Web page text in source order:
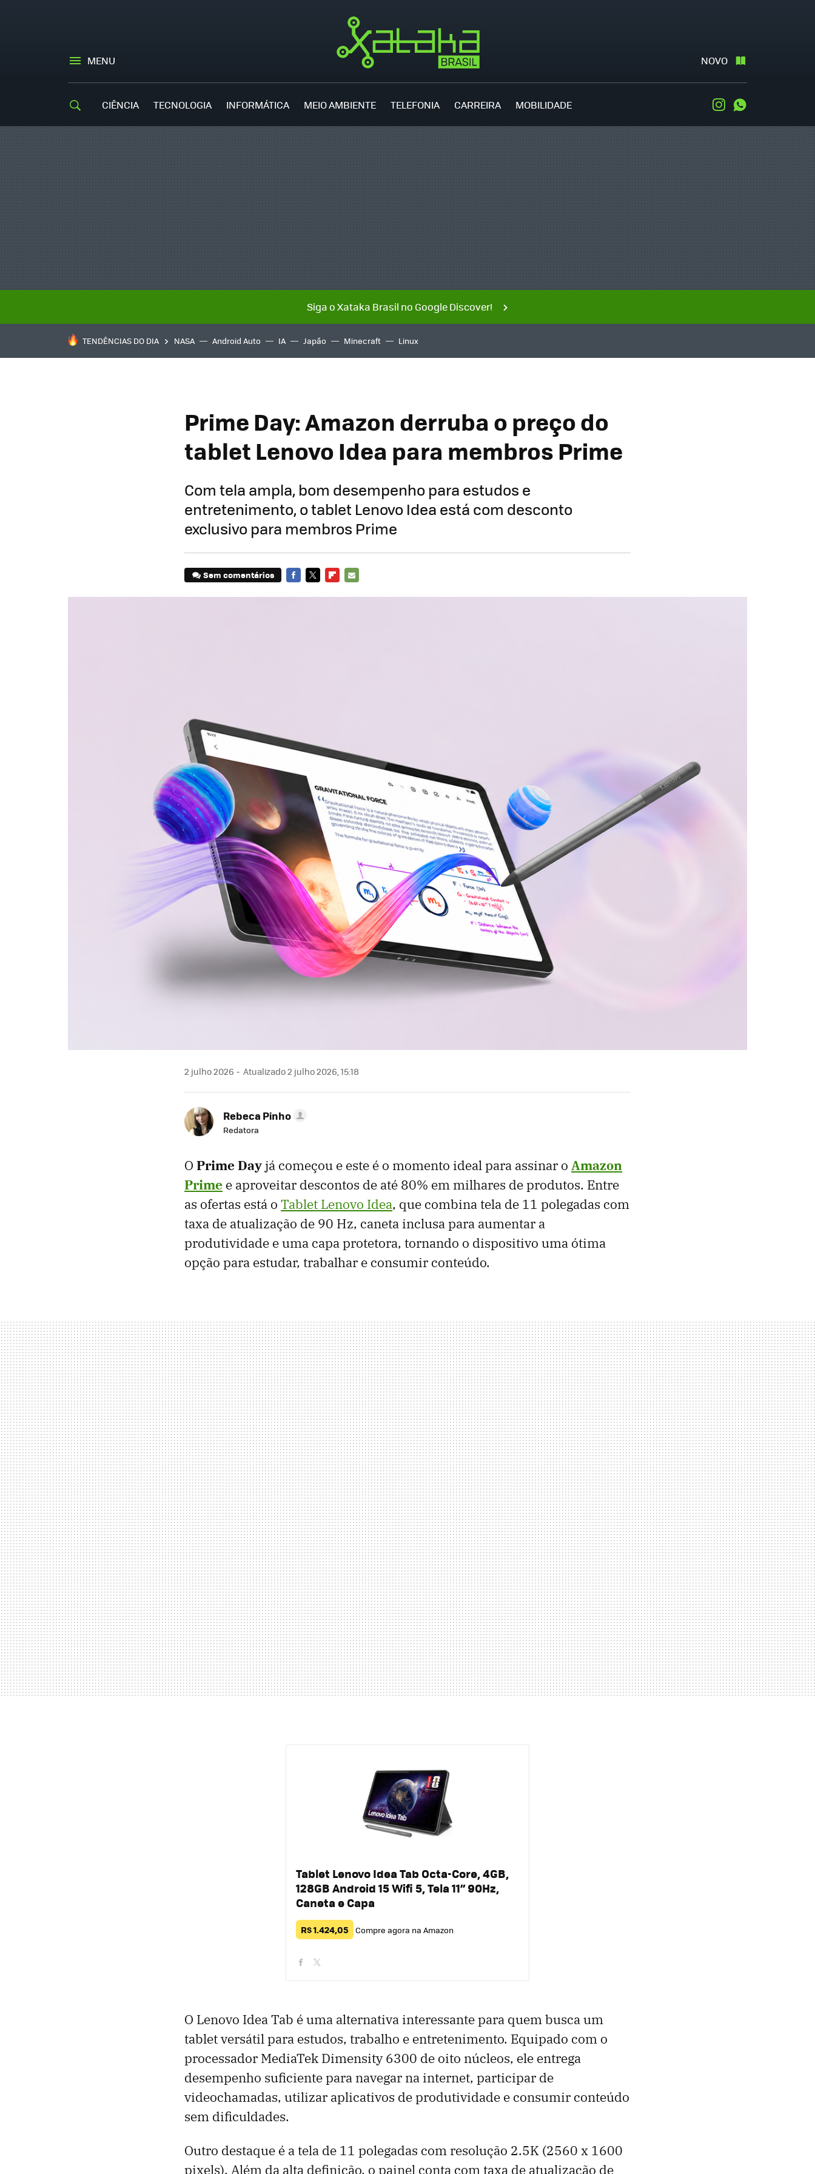
MENU NOVO
CIÊNCIA TECNOLOGIA INFORMÁTICA MEIO AMBIENTE TELEFONIA CARREIRA MOBILIDADE Instagram
Siga o Xataka Brasil no Google Discover!
TENDÊNCIAS DO DIA NASA Android Auto IA Japão Minecraft Linux
Prime Day: Amazon derruba o preço do
tablet Lenovo Idea para membros Prime
Com tela ampla, bom desempenho para estudos e
entretenimento, o tablet Lenovo Idea está com desconto
exclusivo para membros Prime
Sem comentários
2 julho 2026 Atualizado 2 julho 2026, 15:18
Rebeca Pinho
Redatora
O Prime Day já começou e este é o momento ideal para assinar o Amazon
Prime e aproveitar descontos de até 80% em milhares de produtos. Entre
as ofertas está o Tablet Lenovo Idea, que combina tela de 11 polegadas com
taxa de atualização de 90 Hz, caneta inclusa para aumentar a
produtividade e uma capa protetora, tornando o dispositivo uma ótima
opção para estudar, trabalhar e consumir conteúdo.
Tablet Lenovo Idea Tab Octa-Core, 4GB,
128GB Android 15 Wifi 5, Tela 11” 90Hz,
Caneta e Capa
R$ 1.424,05 Compre agora na Amazon
O Lenovo Idea Tab é uma alternativa interessante para quem busca um
tablet versátil para estudos, trabalho e entretenimento. Equipado com o
processador MediaTek Dimensity 6300 de oito núcleos, ele entrega
desempenho suficiente para navegar na internet, participar de
videochamadas, utilizar aplicativos de produtividade e consumir conteúdo
sem dificuldades.
Outro destaque é a tela de 11 polegadas com resolução 2.5K (2560 x 1600
pixels). Além da alta definição, o painel conta com taxa de atualização de